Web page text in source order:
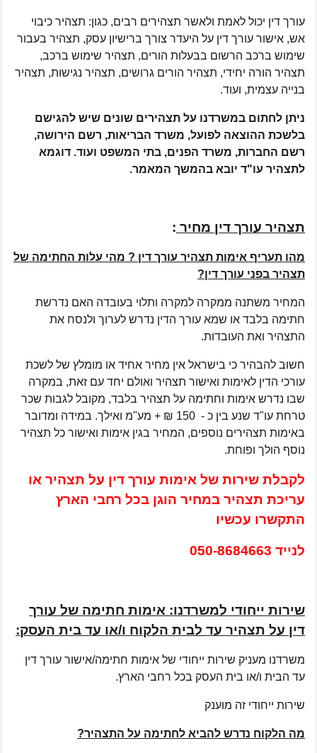
עורך דין יכול לאמת ולאשר תצהירים רבים, כגון: תצהיר כיבוי
אש, אישור עורך דין על היעדר צורך ברישיון עסק, תצהיר בעבור
שימוש ברכב הרשום בבעלות הורים, תצהיר שימוש ברכב,
תצהיר הורה יחידי, תצהיר הורים גרושים, תצהיר נגישות, תצהיר
בנייה עצמית, ועוד.
ניתן לחתום במשרדנו על תצהירים שונים שיש להגישם
בלשכת ההוצאה לפועל, משרד הבריאות, רשם הירושה,
רשם החברות, משרד הפנים, בתי המשפט ועוד. דוגמא
לתצהיר עו"ד יובא בהמשך המאמר.
תצהיר עורך דין מחיר :
מהו תעריף אימות תצהיר עורך דין ? מהי עלות החתימה של
תצהיר בפני עורך דין?
המחיר משתנה ממקרה למקרה ותלוי בעובדה האם נדרשת
חתימה בלבד או שמא עורך הדין נדרש לערוך ולנסח את
התצהיר ואת העובדות.
חשוב להבהיר כי בישראל אין מחיר אחיד או מומלץ של לשכת
עורכי הדין לאימות ואישור תצהיר ואולם יחד עם זאת, במקרה
שבו נדרש אימות וחתימה על תצהיר בלבד, מקובל לגבות שכר
טרחת עו"ד שנע בין כ - 150 ₪ + מע"מ ואילך. במידה ומדובר
באימות תצהירים נוספים, המחיר בגין אימות ואישור כל תצהיר
נוסף הולך ופוחת.
לקבלת שירות של אימות עורך דין על תצהיר או
עריכת תצהיר במחיר הוגן בכל רחבי הארץ
התקשרו עכשיו
לנייד 050-8684663
שירות ייחודי למשרדנו: אימות חתימה של עורך
דין על תצהיר עד לבית הלקוח ו/או עד בית העסק:
משרדנו מעניק שירות ייחודי של אימות חתימה/אישור עורך דין
עד הבית ו/או בית העסק בכל רחבי הארץ.
שירות ייחודי זה מוענק
מה הלקוח נדרש להביא לחתימה על התצהיר?